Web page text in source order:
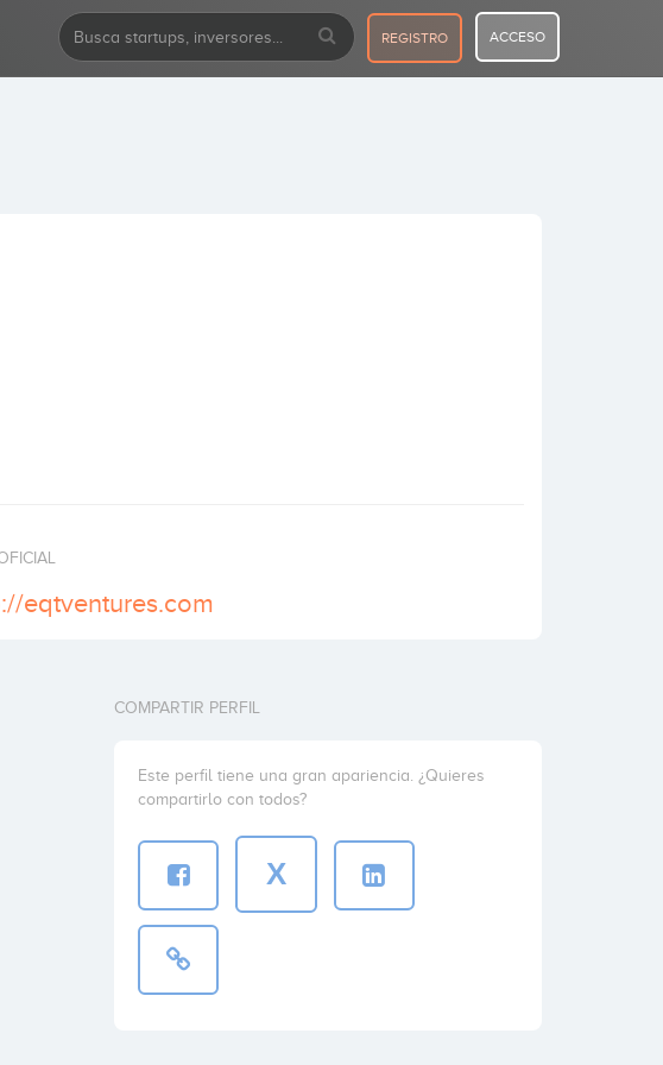
REGISTRO ACCESO
eqtventures.com
COMPARTIR PERFIL
Este perfil tiene una gran apariencia. ¿Quieres
compartirlo con todos?
X